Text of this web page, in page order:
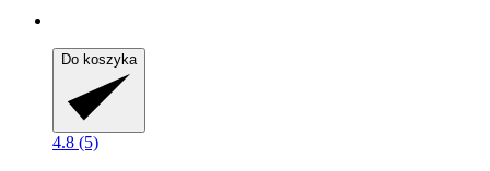
Do koszyka
4.8 (5)